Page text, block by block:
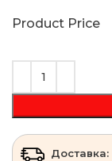
Product Price
Доставка: